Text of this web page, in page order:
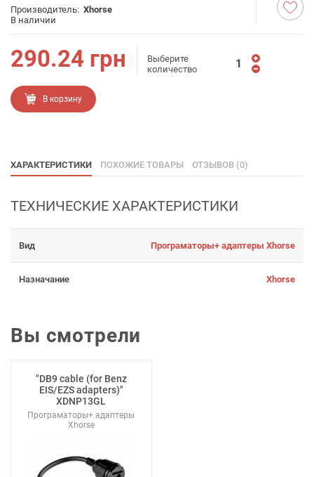
Производитель: Xhorse
В наличии
290.24 грн
Выберите
количество
В корзину
ХАРАКТЕРИСТИКИ ПОХОЖИЕ ТОВАРЫ ОТЗЫВОВ (0)
ТЕХНИЧЕСКИЕ ХАРАКТЕРИСТИКИ
Вид Програматоры+ адаптеры Xhorse
Назначание Xhorse
Вы смотрели
"DB9 cable (for Benz
EIS/EZS adapters)"
XDNP13GL
Програматоры+ адаптеры
Xhorse